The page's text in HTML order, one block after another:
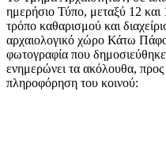
ημερήσιο Τύπο, μεταξύ 12 και
τρόπο καθαρισμού και
αρχαιολογικό χώρο Κάτω
φωτογραφία που
ενημερώνει τα ακόλουθα,
πληροφόρηση του κοινού: